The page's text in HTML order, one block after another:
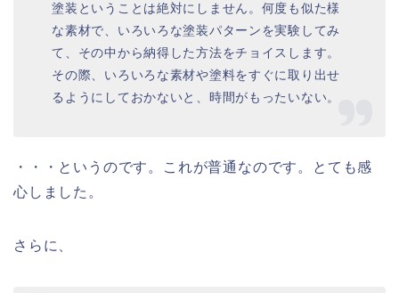
塗装ということは絶対にしません。何度も似た様
な素材で、いろいろな塗装パターンを実験してみ
て、その中から納得した方法をチョイスします。
その際、いろいろな素材や塗料をすぐに取り出せ
るようにしておかないと、時間がもったいない。
・・・というのです。これが普通なのです。とても感
心しました。
さらに、